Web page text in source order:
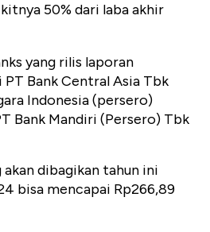
50% dari laba akhir
yang rilis laporan
PT Bank Central Asia Tbk
Indonesia (persero)
Bank Mandiri (Persero) Tbk
dibagikan tahun ini
bisa mencapai Rp266,89